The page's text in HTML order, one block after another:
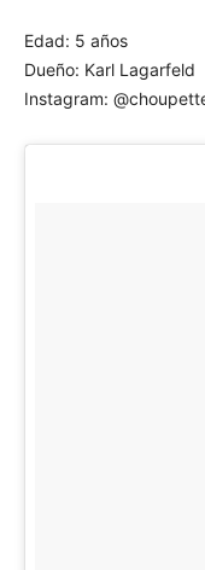
Edad: 5 años
Dueño: Karl Lagarfeld
Instagram: